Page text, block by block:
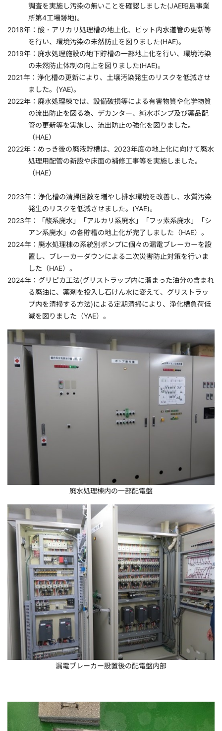
調査を実施し汚染の無いことを確認しました(JAE昭島事業
所第4工場跡地)。
2018年：酸・アリカリ処理槽の地上化、ピット内水道管の更新等
を行い、環境汚染の未然防止を図りました(HAE)。
2019年：廃水処理施設の地下貯槽の一部地上化を行い、環境汚染
の未然防止体制の向上を図りました(HAE)。
2021年：浄化槽の更新により、土壌汚染発生のリスクを低減させ
ました。(YAE)。
2022年：廃水処理棟では、設備破損等による有害物質や化学物質
の流出防止を図る為、デカンター、純水ポンプ及び薬品配
管の更新等を実施し、流出防止の強化を図りました。
（HAE）
2022年：めっき後の廃液貯槽は、2023年度の地上化に向けて廃水
処理用配管の新設や床面の補修工事等を実施しました。
（HAE）
2023年：浄化槽の清掃回数を増やし排水環境を改善し、水質汚染
発生のリスクを低減させました。(YAE)。
2023年：「酸系廃水」「アルカリ系廃水」「フッ素系廃水」「シ
アン系廃水」の各貯槽の地上化が完了しました（HAE）。
2024年：廃水処理棟の系統別ポンプに個々の漏電ブレーカーを設
置し、ブレーカーダウンによる二次災害防止対策を行いま
した（HAE）。
2024年：グリピカ工法(グリストラップ内に溜まった油分の含まれ
る廃油に、薬剤を投入し石けん水に変えて、グリストラッ
プ内を清掃する方法)による定期清掃により、浄化槽負荷低
減を図りました（YAE）。
廃水処理棟内の一部配電盤
漏電ブレーカー設置後の配電盤内部